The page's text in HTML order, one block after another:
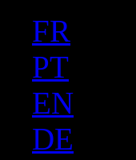
FR
PT
EN
DE